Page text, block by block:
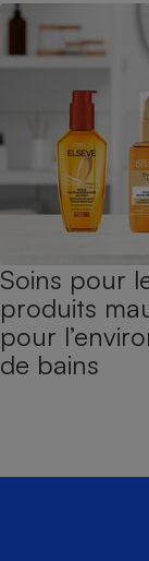
Soins pour
produits
pour
de bains